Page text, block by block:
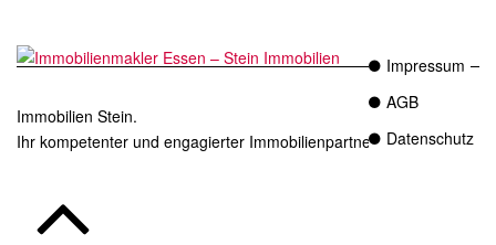
Immobilien Stein.
Ihr kompetenter und engagierter Immobilienpartner in Essen.
Impressum
AGB
Datenschutz